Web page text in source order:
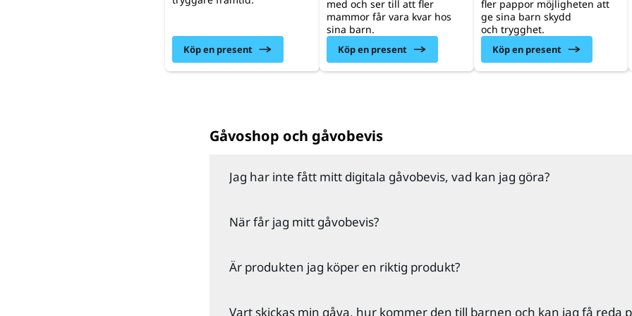
Köp en present
med och ser till att fler
mammor får vara kvar hos
sina barn.
Köp en present
fler pappor möjligheten att
ge sina barn skydd
och trygghet.
Köp en present
Gåvoshop och gåvobevis
Jag har inte fått mitt digitala gåvobevis, vad kan jag göra?
Dubbelkolla gärna din skräppost om det digitala gåvobevis inte kommit
händer tyvärr ibland att mejlet hamnar där.
antingen genom att mejla unicef@unicef.se
När får jag mitt gåvobevis?
Om du har beställt ett digitalt gåvobevis
mailadress du uppgav i samband med ditt köp.
Är produkten jag köper en riktig produkt?
Ja, alla produkter i gåvoshopen är riktiga produkter, och inte symboliska.
Vart skickas min gåva, hur kommer den till barnen och kan jag få reda